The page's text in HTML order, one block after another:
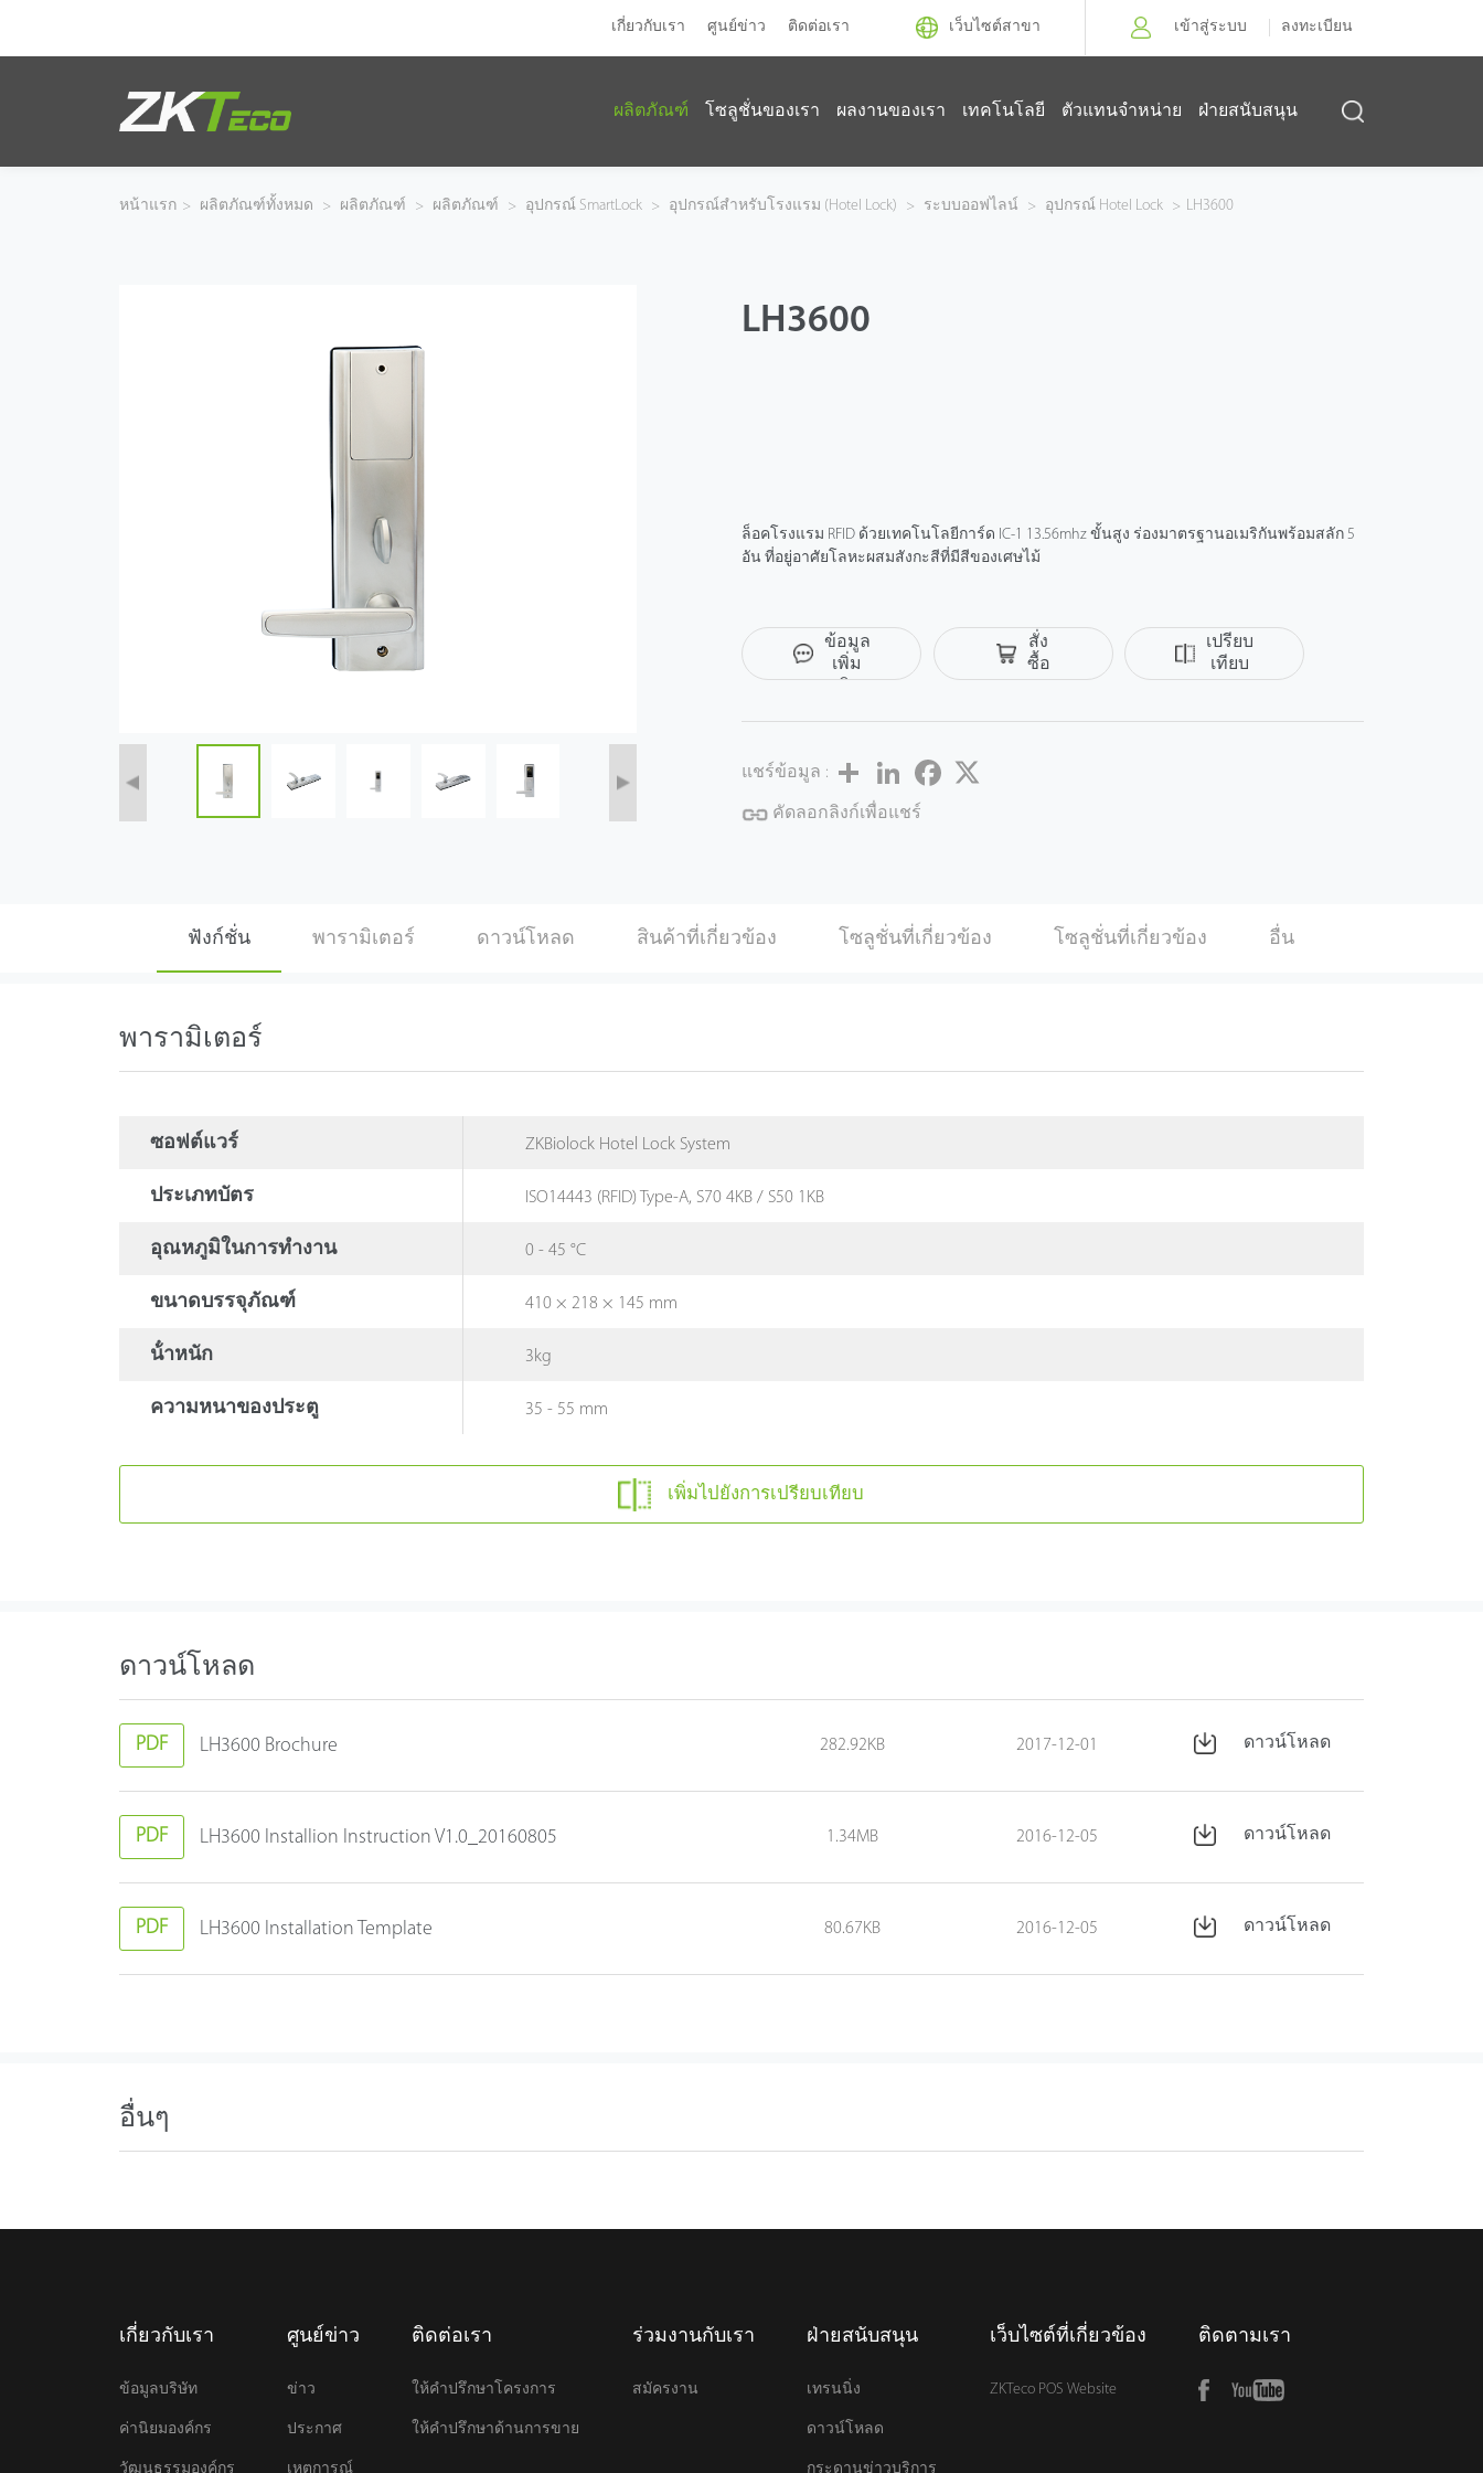
เกี่ยวกับเรา ศูนย์ข่าว ติดต่อเรา เว็บไซต์สาขา เข้าสู่ระบบ ลงทะเบียน
ผลิตภัณฑ์ โซลูชั่นของเรา ผลงานของเรา เทคโนโลยี ตัวแทนจำหน่าย ฝ่ายสนับสนุน
หน้าแรก > ผลิตภัณฑ์ทั้งหมด > ผลิตภัณฑ์ > ผลิตภัณฑ์ > อุปกรณ์ SmartLock > อุปกรณ์สำหรับโรงแรม (Hotel Lock) > ระบบออฟไลน์ > อุปกรณ์ Hotel Lock > LH3600
LH3600
ล็อคโรงแรม RFID ด้วยเทคโนโลยีการ์ด IC-1 13.56mhz ขั้นสูง ร่องมาตรฐานอเมริกันพร้อมสลัก 5
อัน ที่อยู่อาศัยโลหะผสมสังกะสีที่มีสีของเศษไม้
ข้อมูล
เพิ่ม
เติม
สั่ง
ซื้อ
เปรียบ
เทียบ
แชร์ข้อมูล :
Share LinkedInFacebook
คัดลอกลิงก์เพื่อแชร์
ฟังก์ชั่น พารามิเตอร์ ดาวน์โหลด สินค้าที่เกี่ยวข้อง โซลูชั่นที่เกี่ยวข้อง โซลูชั่นที่เกี่ยวข้อง อื่น
พารามิเตอร์
ซอฟต์แวร์ ZKBiolock Hotel Lock System
ประเภทบัตร ISO14443 (RFID) Type-A, S70 4KB / S50 1KB
อุณหภูมิในการทำงาน 0 - 45 °C
ขนาดบรรจุภัณฑ์ 410 × 218 × 145 mm
น้ําหนัก 3kg
ความหนาของประตู 35 - 55 mm
เพิ่มไปยังการเปรียบเทียบ
ดาวน์โหลด
PDF LH3600 Brochure 282.92KB 2017-12-01 ดาวน์โหลด
PDF LH3600 Installion Instruction V1.0_20160805 1.34MB 2016-12-05 ดาวน์โหลด
PDF LH3600 Installation Template 80.67KB 2016-12-05 ดาวน์โหลด
อื่นๆ
เกี่ยวกับเรา
ข้อมูลบริษัท
ค่านิยมองค์กร
วัฒนธรรมองค์กร
ศูนย์ข่าว
ข่าว
ประกาศ
เหตุการณ์
ติดต่อเรา
ให้คําปรึกษาโครงการ
ให้คําปรึกษาด้านการขาย
ร่วมงานกับเรา
สมัครงาน
ฝ่ายสนับสนุน
เทรนนิ่ง
ดาวน์โหลด
กระดานข่าวบริการ
เว็บไซต์ที่เกี่ยวข้อง
ZKTeco POS Website
ติดตามเรา